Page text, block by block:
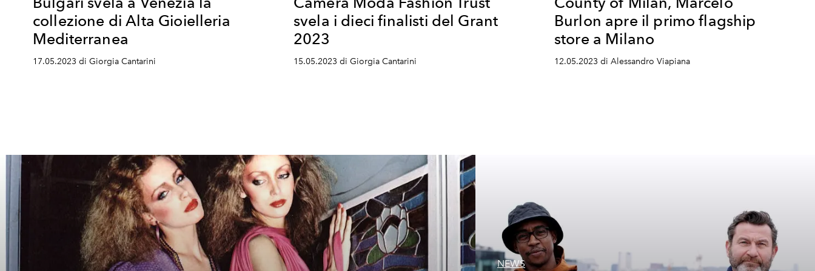
collezione di Alta Gioielleria
Mediterranea
17.05.2023 di Giorgia Cantarini
svela i dieci finalisti del Grant
2023
15.05.2023 di Giorgia Cantarini
Burlon apre il primo flagship
store a Milano
12.05.2023 di Alessandro Viapiana
NEWS